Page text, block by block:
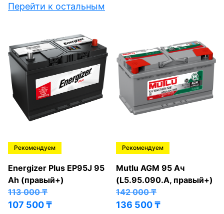
Перейти к остальным
Рекомендуем
Energizer Plus EP95J 95
Ah (правый+)
113 000₸
107 500₸
Рекомендуем
Mutlu AGM 95 Ач
(L5.95.090.A, правый+)
142 000₸
136 500₸